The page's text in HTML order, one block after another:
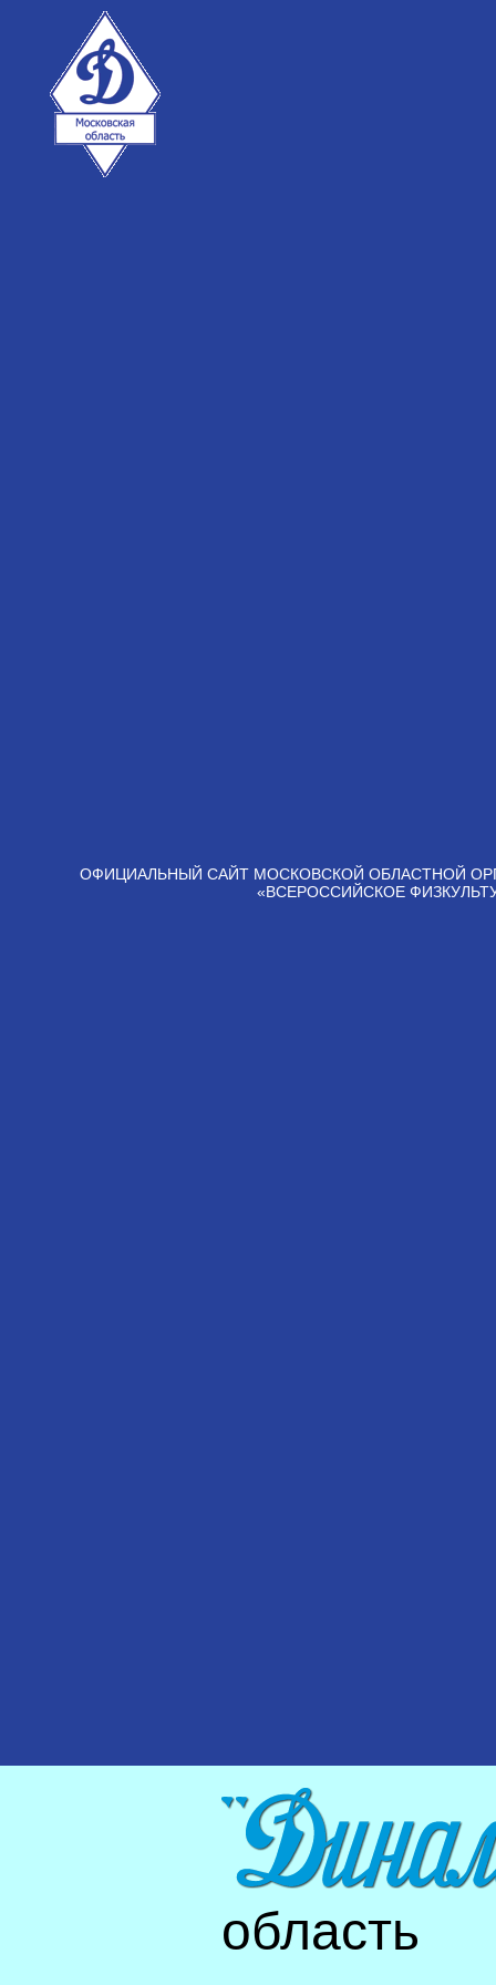
ОФИЦИАЛЬНЫЙ САЙТ МОСКОВСКОЙ ОБЛАСТНОЙ
«ВСЕРОССИЙСКОЕ
область